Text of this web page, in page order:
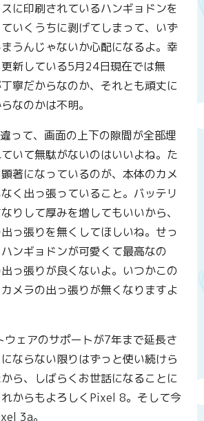
に印刷されているハンギョドンを
いくうちに剥げてしまって、いず
うんじゃないか心配になるよ。幸
新している5月24日現在では無
寧だからなのか、それとも頑丈に
なのかは不明。
って、画面の上下の隙間が全部埋
いて無駄がないのはいいよね。た
著になっているのが、本体のカメ
く出っ張っていること。バッテリ
りして厚みを増してもいいから、
っ張りを無くしてほしいね。せっ
ンギョドンが可愛くて最高なの
っ張りが良くないよ。いつかこの
メラの出っ張りが無くなりますよ
ェアのサポートが7年まで延長さ
ならない限りはずっと使い続けら
ら、しばらくお世話になることに
からもよろしくPixel 8。そして今
3a。